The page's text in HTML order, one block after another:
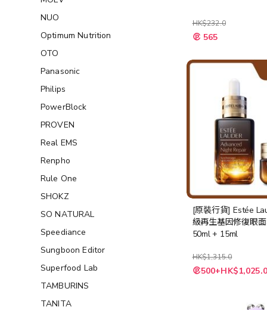
HK$232.0
特
殊
格
565
[原裝行貨] Estée
級再生基因修復眼
50ml + 15ml
HK$1,315.0
特
殊 500+HK$1,025.0
NUO
Optimum Nutrition
OTO
Panasonic
Philips
PowerBlock
PROVEN
Real EMS
Renpho
Rule One
SHOKZ
SO NATURAL
Speediance
Sungboon Editor
Superfood Lab
TAMBURINS
TANITA